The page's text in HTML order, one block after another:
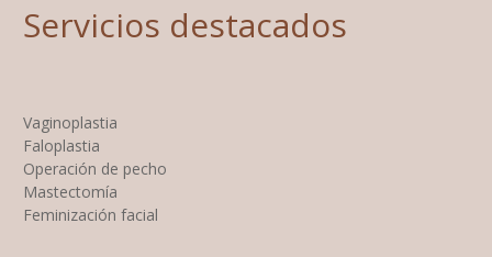
Servicios destacados
Vaginoplastia
Faloplastia
Operación de pecho
Mastectomía
Feminización facial